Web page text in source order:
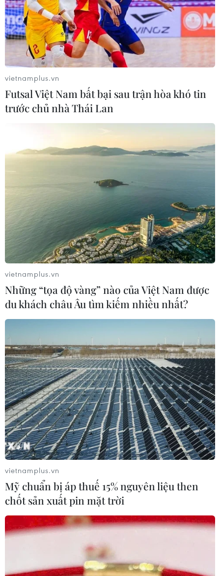
Người Việt thiệt hại trung bình gần 18
triệu đồng vì lừa đảo trực tuyến năm 2023
06/01/2024 07:01
Với mỗi vụ lừa đảo thực hiện thành công, các nạn nhân
người Việt phải gánh chịu thiệt hại trung bình khoảng
vietnamplus.vn
Futsal Việt Nam bất bại sau trận hòa khó tin
trước chủ nhà Thái Lan
vietnamplus.vn
Những “tọa độ vàng” nào của Việt Nam được
du khách châu Âu tìm kiếm nhiều nhất?
vietnamplus.vn
Mỹ chuẩn bị áp thuế 15% nguyên liệu then
chốt sản xuất pin mặt trời